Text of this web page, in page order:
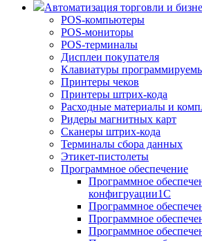
Автоматизация торговли и
POS-компьютеры
POS-мониторы
POS-терминалы
Дисплеи покупателя
Клавиатуры
Принтеры чеков
Принтеры штрих-кода
Расходные материалы и
Ридеры магнитных карт
Сканеры штрих-кода
Терминалы сбора данных
Этикет-пистолеты
Программное обеспечение
Программное
конфигруации1С
Программное
Программное
Программное